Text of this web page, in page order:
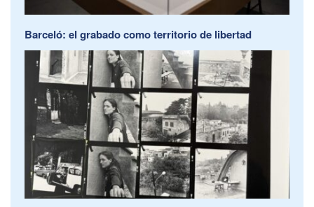
Barceló: el grabado como territorio de libertad